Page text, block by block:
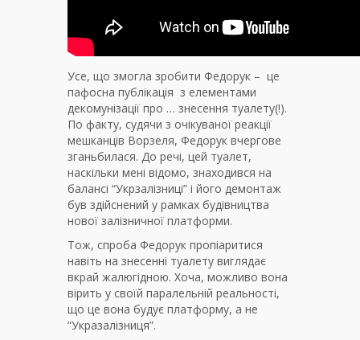
Усе, що змогла зробити Федорук – це
пафосна публікація з елементами
декомунізації про … знесення туалету(!).
По факту, судячи з очікуваної реакції
мешканців Ворзеля, Федорук вчергове
зганьбилася. До речі, цей туалет,
наскільки мені відомо, знаходився на
балансі “Укрзалізниці” і його демонтаж
був здійснений у рамках будівництва
нової залізничної платформи.
Тож, спроба Федорук пропіаритися
навіть на знесенні туалету виглядає
вкрай жалюгідною. Хоча, можливо вона
вірить у своїй паралельній реальності,
що це вона будує платформу, а не
“Укразалізниця”.